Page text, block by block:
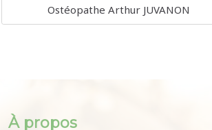
Ostéopathe Arthur JUVANON
À propos